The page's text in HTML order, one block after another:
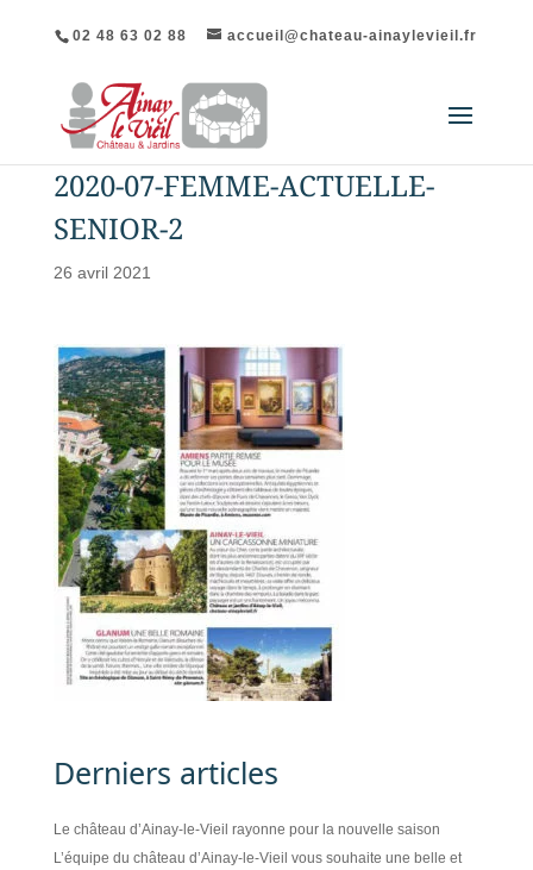
02 48 63 02 88 accueil@chateau-ainaylevieil.fr
2020-07-FEMME-ACTUELLE-
SENIOR-2
26 avril 2021
Derniers articles
Le château d’Ainay-le-Vieil rayonne pour la nouvelle saison
L’équipe du château d’Ainay-le-Vieil vous souhaite une belle et